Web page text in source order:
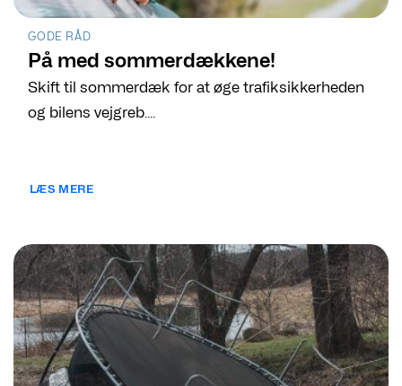
GODE RÅD
På med sommerdækkene!
Skift til sommerdæk for at øge trafiksikkerheden
og bilens vejgreb....
LÆS MERE